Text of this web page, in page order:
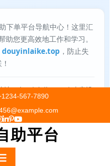
567-7890
助平台